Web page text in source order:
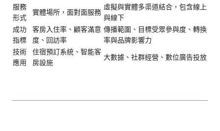
服務
形式
實體場所，面對面服務
虛擬與實體多渠道結合，包含線上
與線下
成功
指標
客房入住率、顧客滿意
度、回訪率
傳播範圍、目標受眾參與度、轉換
率與品牌影響力
技術
應用
住宿預訂系統、智能客
房設施
大數據、社群經營、數位廣告投放